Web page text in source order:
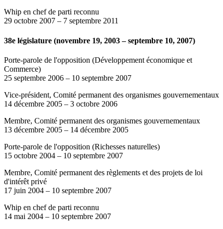
Whip en chef de parti reconnu
29 octobre 2007 – 7 septembre 2011
38e législature (novembre 19, 2003 – septembre 10, 2007)
Porte-parole de l'opposition (Développement économique et
Commerce)
25 septembre 2006 – 10 septembre 2007
Vice-président, Comité permanent des organismes gouvernementaux
14 décembre 2005 – 3 octobre 2006
Membre, Comité permanent des organismes gouvernementaux
13 décembre 2005 – 14 décembre 2005
Porte-parole de l'opposition (Richesses naturelles)
15 octobre 2004 – 10 septembre 2007
Membre, Comité permanent des règlements et des projets de loi
d'intérêt privé
17 juin 2004 – 10 septembre 2007
Whip en chef de parti reconnu
14 mai 2004 – 10 septembre 2007